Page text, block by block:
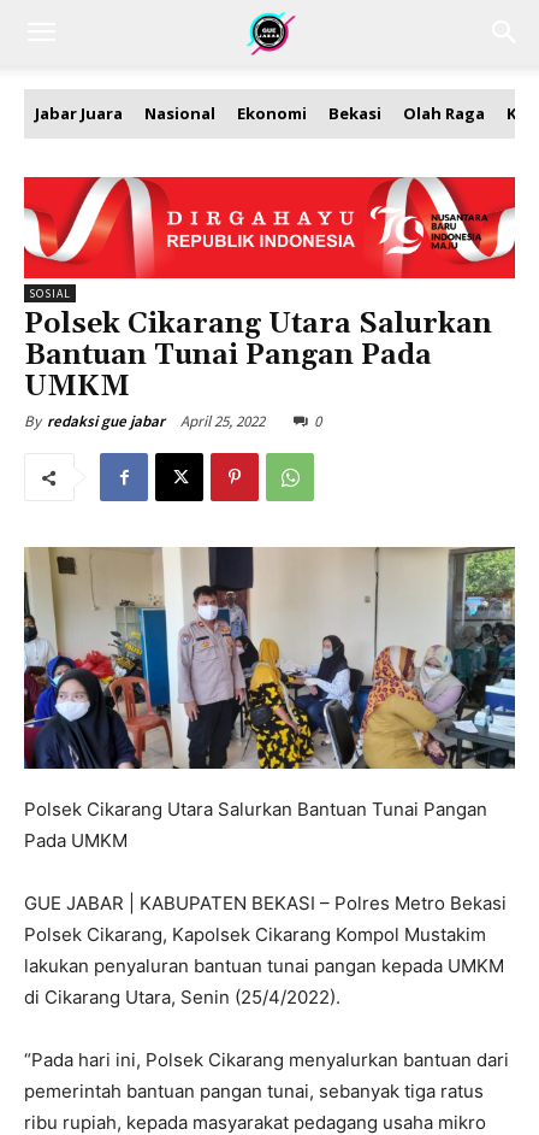
Jabar Juara Nasional Ekonomi Bekasi Olah Raga
SOSIAL
Polsek Cikarang Utara Salurkan
Bantuan Tunai Pangan Pada
UMKM
By redaksi gue jabar April 25, 2022 0
Polsek Cikarang Utara Salurkan Bantuan Tunai Pangan
Pada UMKM
GUE JABAR | KABUPATEN BEKASI – Polres Metro Bekasi
Polsek Cikarang, Kapolsek Cikarang Kompol Mustakim
lakukan penyaluran bantuan tunai pangan kepada UMKM
di Cikarang Utara, Senin (25/4/2022).
“Pada hari ini, Polsek Cikarang menyalurkan bantuan dari
pemerintah bantuan pangan tunai, sebanyak tiga ratus
ribu rupiah, kepada masyarakat pedagang usaha mikro